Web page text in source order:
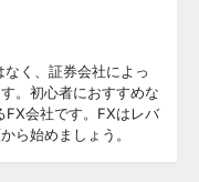
く、証券会社によっ
。初心者におすすめな
FX会社です。FXはレバ
ら始めましょう。